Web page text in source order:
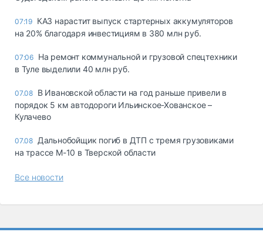
07:19 КАЗ нарастит выпуск стартерных аккумуляторов
на 20% благодаря инвестициям в 380 млн руб.
07:06 На ремонт коммунальной и грузовой спецтехники
в Туле выделили 40 млн руб.
07.08 В Ивановской области на год раньше привели в
порядок 5 км автодороги Ильинское-Хованское –
Кулачево
07.08 Дальнобойщик погиб в ДТП с тремя грузовиками
на трассе М-10 в Тверской области
Все новости